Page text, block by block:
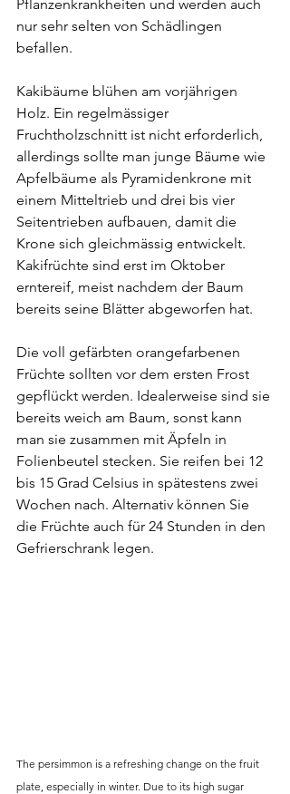
Pflanzenkrankheiten und werden auch
nur sehr selten von Schädlingen
befallen.
Kakibäume blühen am vorjährigen
Holz. Ein regelmässiger
Fruchtholzschnitt ist nicht erforderlich,
allerdings sollte man junge Bäume wie
Apfelbäume als Pyramidenkrone mit
einem Mitteltrieb und drei bis vier
Seitentrieben aufbauen, damit die
Krone sich gleichmässig entwickelt.
Kakifrüchte sind erst im Oktober
erntereif, meist nachdem der Baum
bereits seine Blätter abgeworfen hat.
Die voll gefärbten orangefarbenen
Früchte sollten vor dem ersten Frost
gepflückt werden. Idealerweise sind sie
bereits weich am Baum, sonst kann
man sie zusammen mit Äpfeln in
Folienbeutel stecken. Sie reifen bei 12
bis 15 Grad Celsius in spätestens zwei
Wochen nach. Alternativ können Sie
die Früchte auch für 24 Stunden in den
Gefrierschrank legen.
The persimmon is a refreshing change on the fruit
plate, especially in winter. Due to its high sugar